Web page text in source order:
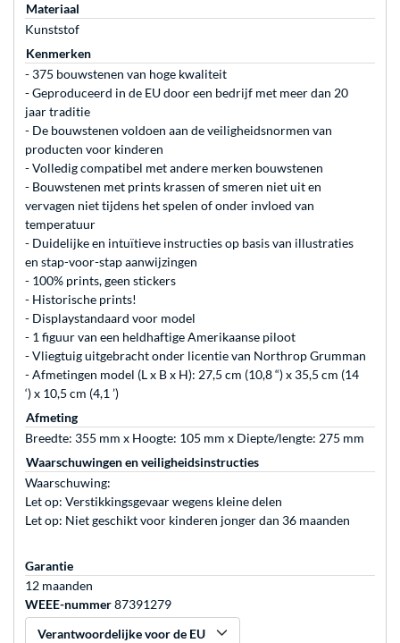
Materiaal
Kunststof
Kenmerken
- 375 bouwstenen van hoge kwaliteit
- Geproduceerd in de EU door een bedrijf met meer dan 20
jaar traditie
- De bouwstenen voldoen aan de veiligheidsnormen van
producten voor kinderen
- Volledig compatibel met andere merken bouwstenen
- Bouwstenen met prints krassen of smeren niet uit en
vervagen niet tijdens het spelen of onder invloed van
temperatuur
- Duidelijke en intuïtieve instructies op basis van illustraties
en stap-voor-stap aanwijzingen
- 100% prints, geen stickers
- Historische prints!
- Displaystandaard voor model
- 1 figuur van een heldhaftige Amerikaanse piloot
- Vliegtuig uitgebracht onder licentie van Northrop Grumman
- Afmetingen model (L x B x H): 27,5 cm (10,8 “) x 35,5 cm (14
‘) x 10,5 cm (4,1 ’)
Afmeting
Breedte: 355 mm x Hoogte: 105 mm x Diepte/lengte: 275 mm
Waarschuwingen en veiligheidsinstructies
Waarschuwing:
Let op: Verstikkingsgevaar wegens kleine delen
Let op: Niet geschikt voor kinderen jonger dan 36 maanden
Garantie
12 maanden
WEEE-nummer87391279
Verantwoordelijke voor de EU